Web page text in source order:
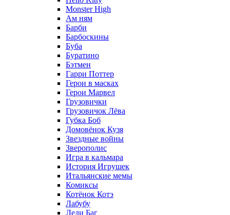
Monster High
Ам ням
Барби
Барбоскины
Буба
Буратино
Бэтмен
Гарри Поттер
Герои в масках
Герои Марвел
Грузовички
Грузовичок Лёва
Губка Боб
Домовёнок Кузя
Звездные войны
Зверополис
Игра в кальмара
История Игрушек
Итальянские мемы
Комиксы
Котёнок Котэ
Лабубу
Леди Баг